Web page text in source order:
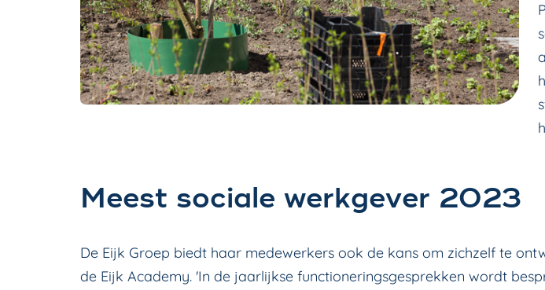
Meest sociale werkgever 2023
De Eijk Groep biedt haar medewerkers ook de kans om zichzelf te
de Eijk Academy. 'In de jaarlijkse functioneringsgesprekken wordt